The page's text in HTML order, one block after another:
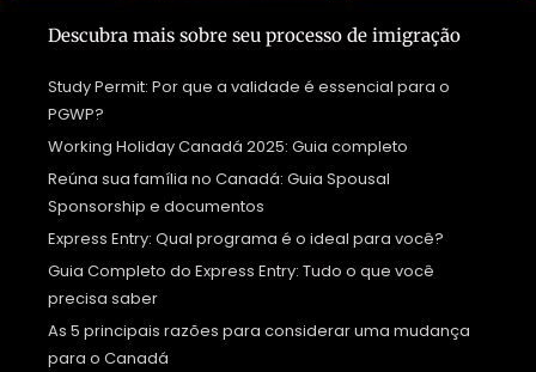
Descubra mais sobre seu processo de imigração
Study Permit: Por que a validade é essencial para o
PGWP?
Working Holiday Canadá 2025: Guia completo
Reúna sua família no Canadá: Guia Spousal
Sponsorship e documentos
Express Entry: Qual programa é o ideal para você?
Guia Completo do Express Entry: Tudo o que você
precisa saber
As 5 principais razões para considerar uma mudança
para o Canadá